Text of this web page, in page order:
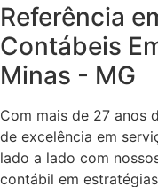
Referência
Contábeis
Minas - MG
Com mais de 27 anos
de excelência em
lado a lado com
contábil em